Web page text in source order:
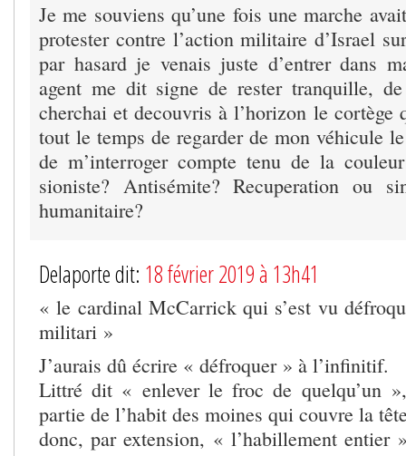
Je me souviens qu’une fois une marche
protester contre l’action militaire d’Israel
par hasard je venais juste d’entrer dans
agent me dit signe de rester tranquille,
cherchai et decouvris à l’horizon le cortège
tout le temps de regarder de mon véhicule
de m’interroger compte tenu de la
sioniste? Antisémite? Recuperation ou
humanitaire?
Delaporte dit: 18 février 2019 à 13h41
« le cardinal McCarrick qui s’est vu
militari »
J’aurais dû écrire « défroquer » à l’infinitif.
Littré dit « enlever le froc de quelqu’un
partie de l’habit des moines qui couvre la
donc, par extension, « l’habillement entier